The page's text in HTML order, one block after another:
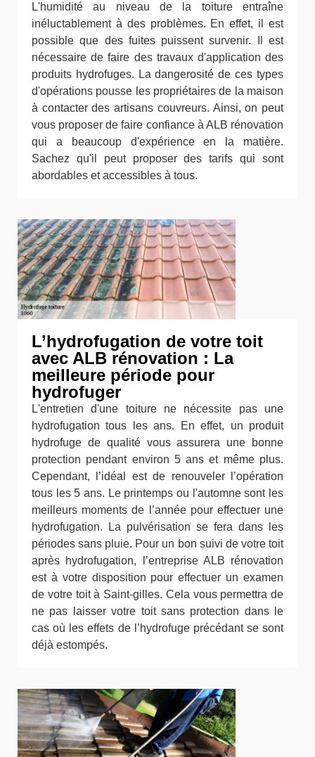
L'humidité au niveau de la toiture entraîne
inéluctablement à des problèmes. En effet, il est
possible que des fuites puissent survenir. Il est
nécessaire de faire des travaux d'application des
produits hydrofuges. La dangerosité de ces types
d'opérations pousse les propriétaires de la maison
à contacter des artisans couvreurs. Ainsi, on peut
vous proposer de faire confiance à ALB rénovation
qui a beaucoup d'expérience en la matière.
Sachez qu'il peut proposer des tarifs qui sont
abordables et accessibles à tous.
L’hydrofugation de votre toit
avec ALB rénovation : La
meilleure période pour
hydrofuger
L'entretien d'une toiture ne nécessite pas une
hydrofugation tous les ans. En effet, un produit
hydrofuge de qualité vous assurera une bonne
protection pendant environ 5 ans et même plus.
Cependant, l’idéal est de renouveler l’opération
tous les 5 ans. Le printemps ou l'automne sont les
meilleurs moments de l’année pour effectuer une
hydrofugation. La pulvérisation se fera dans les
périodes sans pluie. Pour un bon suivi de votre toit
après hydrofugation, l’entreprise ALB rénovation
est à votre disposition pour effectuer un examen
de votre toit à Saint-gilles. Cela vous permettra de
ne pas laisser votre toit sans protection dans le
cas où les effets de l’hydrofuge précédant se sont
déjà estompés.